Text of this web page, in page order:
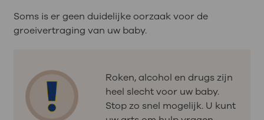
Soms is er geen duidelijke oorzaak voor de
groeivertraging van uw baby.
Roken, alcohol en drugs zijn
heel slecht voor uw baby.
Stop zo snel mogelijk. U kunt